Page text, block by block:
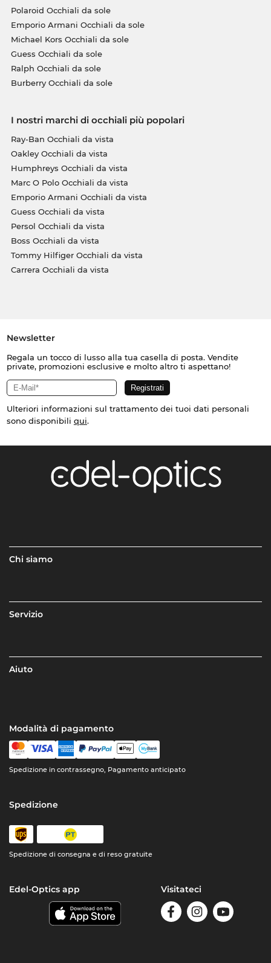
Polaroid Occhiali da sole
Emporio Armani Occhiali da sole
Michael Kors Occhiali da sole
Guess Occhiali da sole
Ralph Occhiali da sole
Burberry Occhiali da sole
I nostri marchi di occhiali più popolari
Ray-Ban Occhiali da vista
Oakley Occhiali da vista
Humphreys Occhiali da vista
Marc O Polo Occhiali da vista
Emporio Armani Occhiali da vista
Guess Occhiali da vista
Persol Occhiali da vista
Boss Occhiali da vista
Tommy Hilfiger Occhiali da vista
Carrera Occhiali da vista
Newsletter
Regala un tocco di lusso alla tua casella di posta. Vendite
private, promozioni esclusive e molto altro ti aspettano!
Ulteriori informazioni sul trattamento dei tuoi dati personali
sono disponibili qui.
Chi siamo
Servizio
Aiuto
Modalità di pagamento
Spedizione in contrassegno, Pagamento anticipato
Spedizione
Spedizione di consegna e di reso gratuite
Edel-Optics app Visitateci